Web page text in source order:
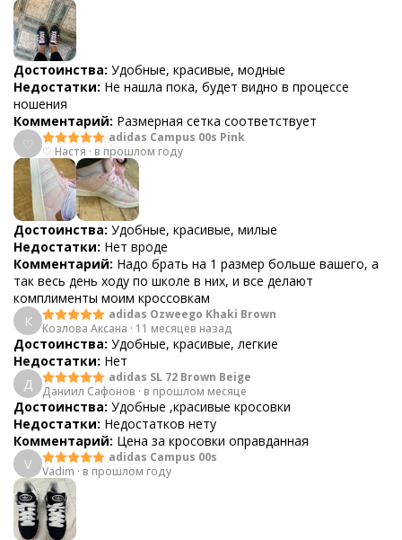
Достоинства: Удобные, красивые, модные
Недостатки: Не нашла пока, будет видно в процессе
ношения
Комментарий: Размерная сетка соответствует
adidas Campus 00s Pink
♡ Настя · в прошлом году
Достоинства: Удобные, красивые, милые
Недостатки: Нет вроде
Комментарий: Надо брать на 1 размер больше вашего, а
так весь день ходу по школе в них, и все делают
комплименты моим кроссовкам
К
adidas Ozweego Khaki Brown
Козлова Аксана · 11 месяцев назад
Достоинства: Удобные, красивые, легкие
Недостатки: Нет
Д
adidas SL 72 Brown Beige
Даниил Сафонов · в прошлом месяце
Достоинства: Удобные ,красивые кросовки
Недостатки: Недостатков нету
Комментарий: Цена за кросовки оправданная
V
adidas Campus 00s
Vadim · в прошлом году